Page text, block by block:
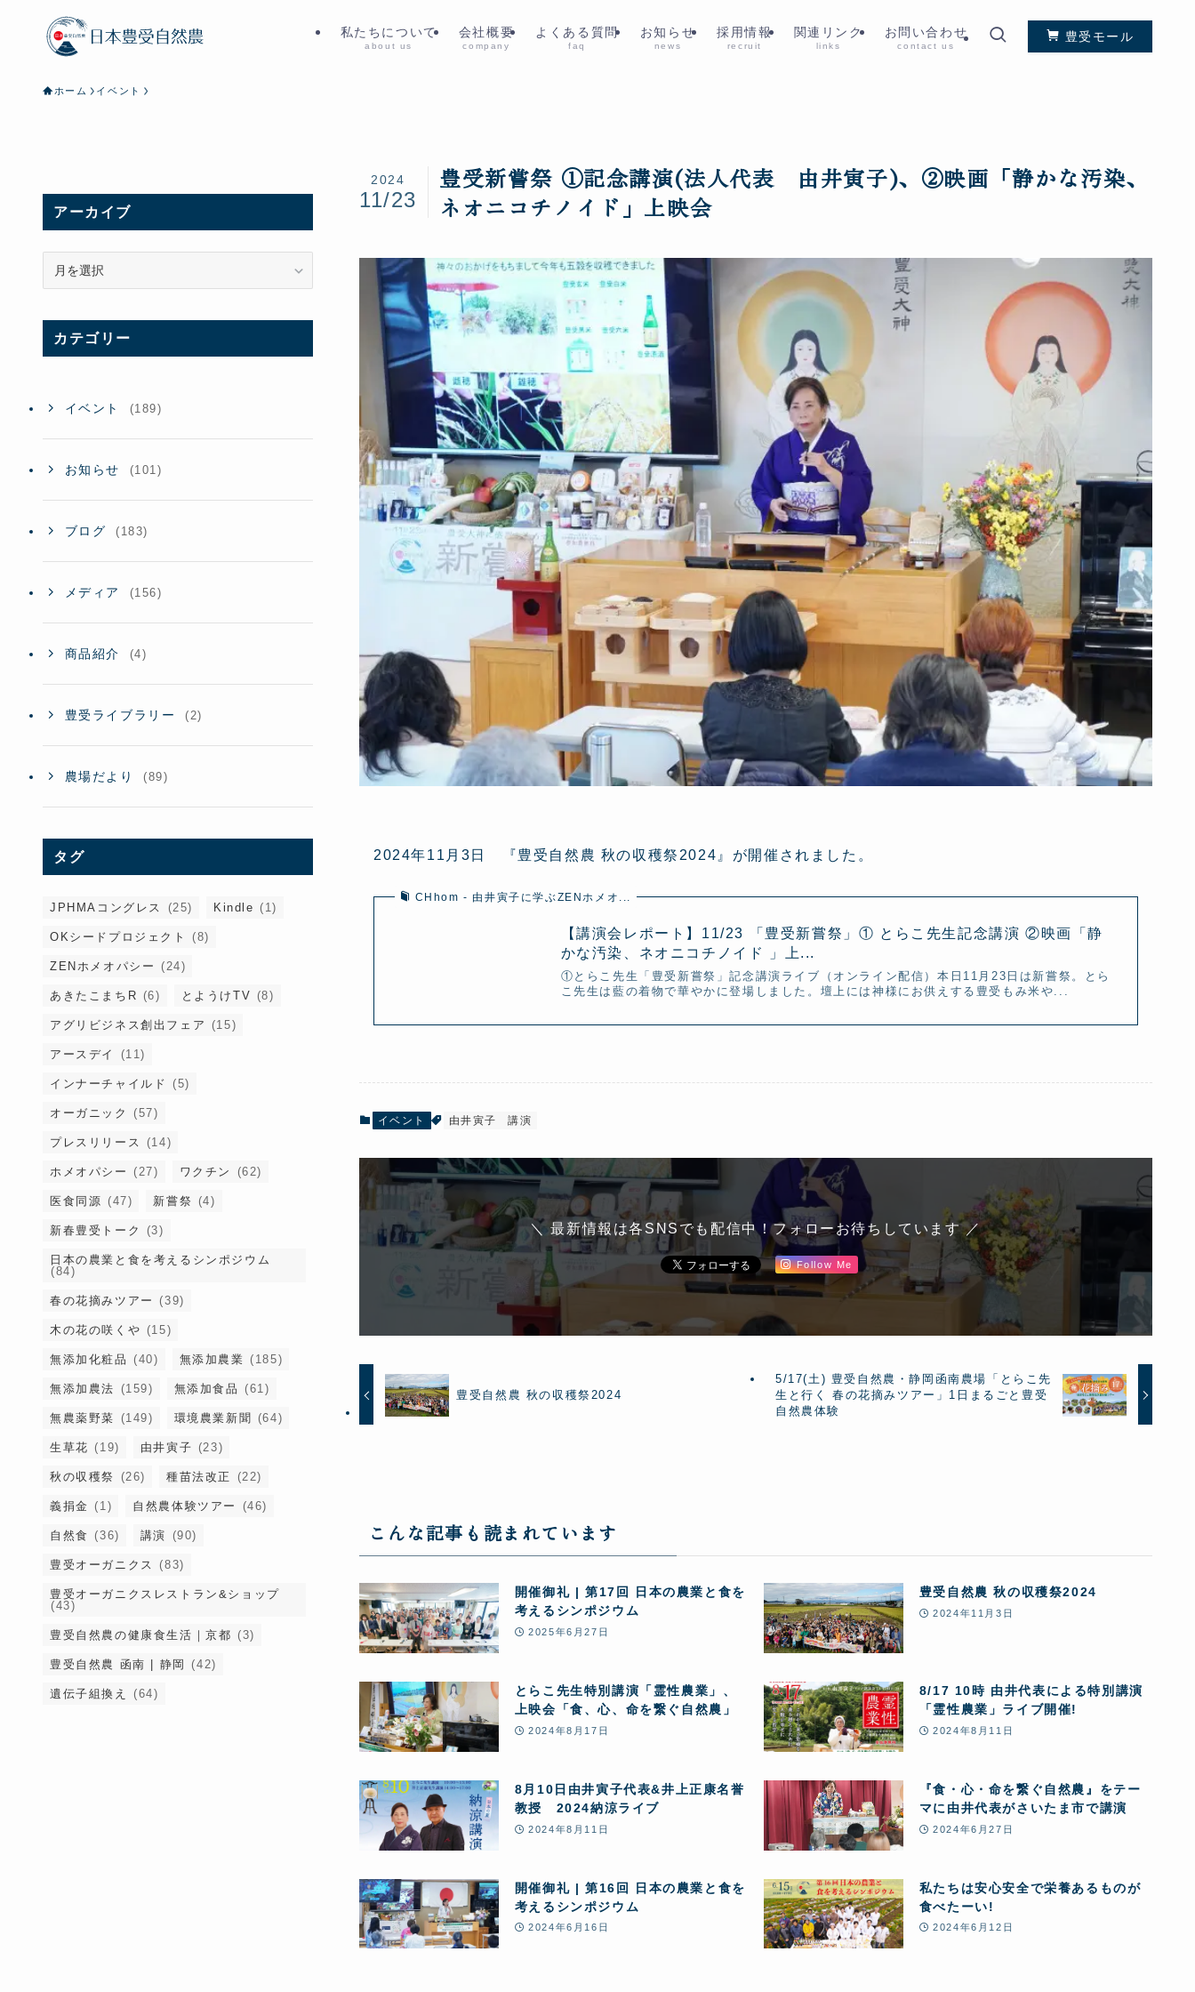
私たちについて
about us
会社概要
company
よくある質問
faq
お知らせ
news
採用情報
recruit
関連リンク
links
お問い合わせ
contact us
豊受モール
ホーム イベント
豊受新嘗祭 ①記念講演(法人代表 由井寅子)、②映画「静かな汚染、
ネオニコチノイド」上映会
2024
11/23
2024年11月3日 『豊受自然農 秋の収穫祭2024』が開催されました。
CHhom - 由井寅子に学ぶZENホメオ...
【講演会レポート】11/23 「豊受新嘗祭」① とらこ先生記念講演 ②映画「静
かな汚染、ネオニコチノイド 」上...
①とらこ先生「豊受新嘗祭」記念講演ライブ（オンライン配信）本日11月23日は新嘗祭。とら
こ先生は藍の着物で華やかに登場しました。壇上には神様にお供えする豊受もみ米や...
イベント 由井寅子 講演
＼ 最新情報は各SNSでも配信中！フォローお待ちしています ／
Follow Me
豊受自然農 秋の収穫祭2024
5/17(土) 豊受自然農・静岡函南農場「とらこ先
生と行く 春の花摘みツアー」1日まるごと豊受
自然農体験
こんな記事も読まれています
開催御礼 | 第17回 日本の農業と食を
考えるシンポジウム
2025年6月27日
豊受自然農 秋の収穫祭2024
2024年11月3日
とらこ先生特別講演「霊性農業」、
上映会「食、心、命を繋ぐ自然農」
2024年8月17日
8/17 10時 由井代表による特別講演
「霊性農業」ライブ開催!
2024年8月11日
8月10日由井寅子代表&井上正康名誉
教授 2024納涼ライブ
2024年8月11日
『食・心・命を繋ぐ自然農』をテー
マに由井代表がさいたま市で講演
2024年6月27日
開催御礼 | 第16回 日本の農業と食を
考えるシンポジウム
2024年6月16日
私たちは安心安全で栄養あるものが
食べたーい!
2024年6月12日
アーカイブ
ー
イ
ブカテゴリー
イベント (189)
お知らせ (101)
ブログ (183)
メディア (156)
商品紹介 (4)
豊受ライブラリー (2)
農場だより (89)
タグ
JPHMAコングレス (25) Kindle (1)
OKシードプロジェクト (8)
ZENホメオパシー (24)
あきたこまちR (6) とようけTV (8)
アグリビジネス創出フェア (15)
アースデイ (11)
インナーチャイルド (5)
オーガニック (57)
プレスリリース (14)
ホメオパシー (27) ワクチン (62)
医食同源 (47) 新嘗祭 (4)
新春豊受トーク (3)
日本の農業と食を考えるシンポジウム
(84)
春の花摘みツアー (39)
木の花の咲くや (15)
無添加化粧品 (40) 無添加農業 (185)
無添加農法 (159) 無添加食品 (61)
無農薬野菜 (149) 環境農業新聞 (64)
生草花 (19) 由井寅子 (23)
秋の収穫祭 (26) 種苗法改正 (22)
義捐金 (1) 自然農体験ツアー (46)
自然食 (36) 講演 (90)
豊受オーガニクス (83)
豊受オーガニクスレストラン&ショップ
(43)
豊受自然農の健康食生活｜京都 (3)
豊受自然農 函南 | 静岡 (42)
遺伝子組換え (64)